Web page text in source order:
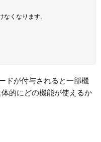
くなります。
ドが付与されると一部機
的にどの機能が使えるか